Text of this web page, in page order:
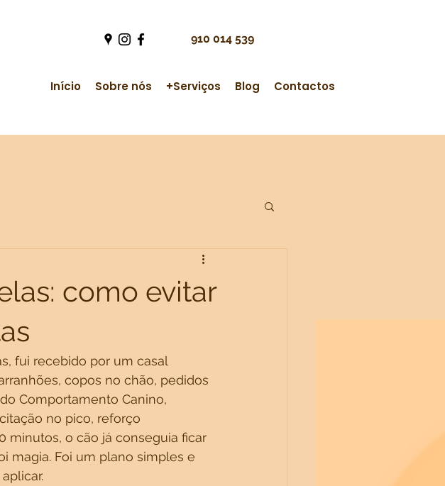
910 014 539
Início Sobre nós +Serviços Blog Contactos
como evitar
fui recebido por um casal
copos no chão, pedidos
Comportamento Canino,
no pico, reforço
minutos, o cão já conseguia ficar
magia. Foi um plano simples e